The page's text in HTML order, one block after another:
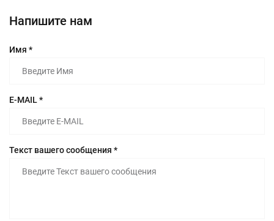
Напишите нам
Имя *
E-MAIL *
Текст вашего сообщения *